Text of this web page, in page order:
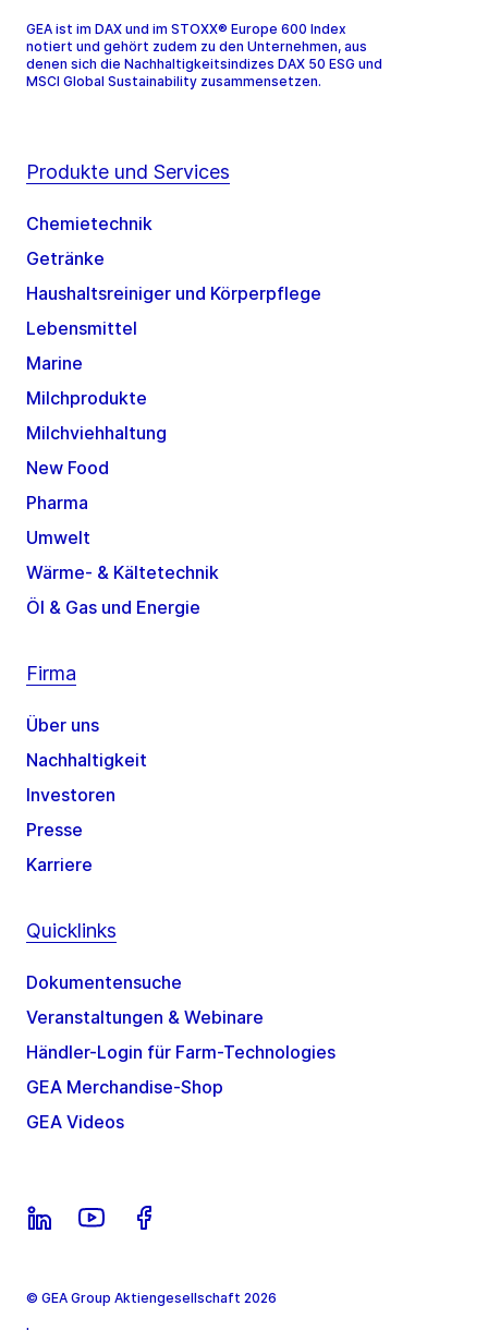
GEA ist im DAX und im STOXX® Europe 600 Index
notiert und gehört zudem zu den Unternehmen, aus
denen sich die Nachhaltigkeitsindizes DAX 50 ESG und
MSCI Global Sustainability zusammensetzen.
Produkte und Services
Chemietechnik
Getränke
Haushaltsreiniger und Körperpflege
Lebensmittel
Marine
Milchprodukte
Milchviehhaltung
New Food
Pharma
Umwelt
Wärme- & Kältetechnik
Öl & Gas und Energie
Firma
Über uns
Nachhaltigkeit
Investoren
Presse
Karriere
Quicklinks
Dokumentensuche
Veranstaltungen & Webinare
Händler-Login für Farm-Technologies
GEA Merchandise-Shop
GEA Videos
© GEA Group Aktiengesellschaft 2026